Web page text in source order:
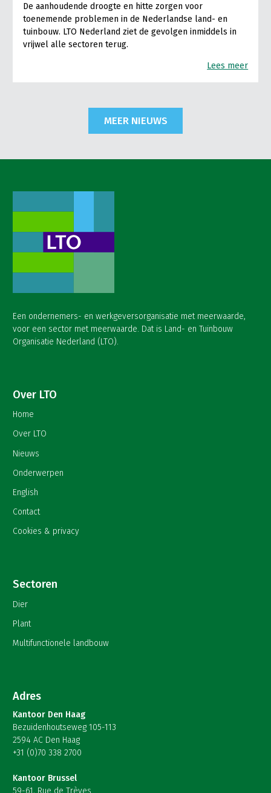
De aanhoudende droogte en hitte zorgen voor
toenemende problemen in de Nederlandse land- en
tuinbouw. LTO Nederland ziet de gevolgen inmiddels in
vrijwel alle sectoren terug.
Lees meer
MEER NIEUWS
Een ondernemers- en werkgeversorganisatie met meerwaarde,
voor een sector met meerwaarde. Dat is Land- en Tuinbouw
Organisatie Nederland (LTO).
Over LTO
Home
Over LTO
Nieuws
Onderwerpen
English
Contact
Cookies & privacy
Sectoren
Dier
Plant
Multifunctionele landbouw
Adres
Kantoor Den Haag
Bezuidenhoutseweg 105-113
2594 AC Den Haag
+31 (0)70 338 2700
Kantoor Brussel